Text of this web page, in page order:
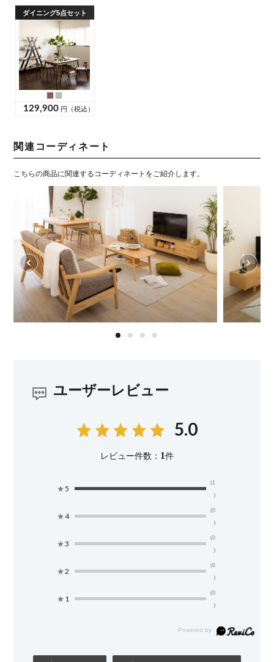
関連コーディネート
こちらの商品に関連するコーディネートをご紹介します。
このコーデを詳しく見る＞
ユーザーレビュー
5.0
レビュー件数： 1件
★5
(1
)
★4
(0
)
★3
(0
)
★2
(0
)
★ 1
(0
)